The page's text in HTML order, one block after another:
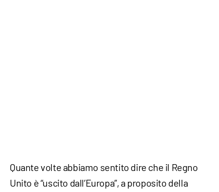
Quante volte abbiamo sentito dire che il Regno
Unito è “uscito dall’Europa”, a proposito della